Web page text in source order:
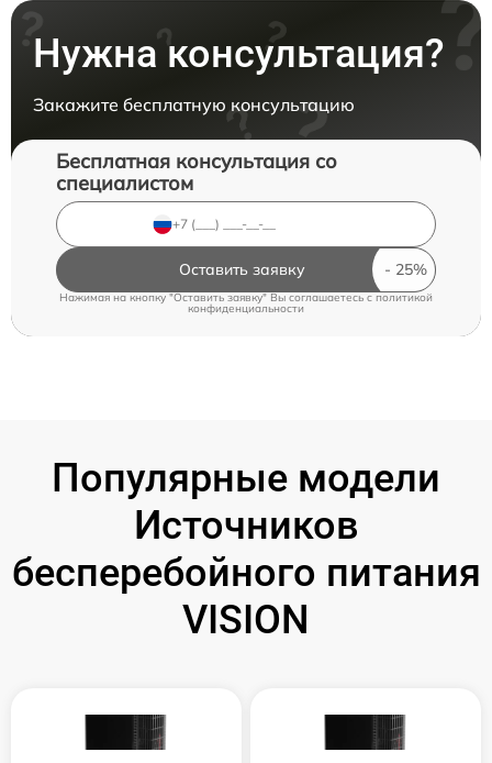
Нужна консультация?
Закажите бесплатную консультацию
Бесплатная консультация со
специалистом
Оставить заявку
Нажимая на кнопку "Оставить заявку" Вы соглашаетесь cполитикой
конфиденциальности
Популярные модели
Источников
бесперебойного питания
VISION